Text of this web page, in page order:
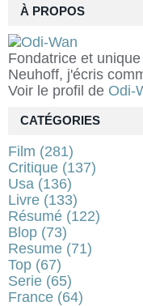
À PROPOS
Fondatrice et
Neuhoff, j'écris
Voir le profil de Odi-
CATÉGORIES
Film (281)
Critique (137)
Usa (136)
Livre (133)
Résumé (122)
Blop (73)
Resume (71)
Top (67)
Serie (65)
France (64)